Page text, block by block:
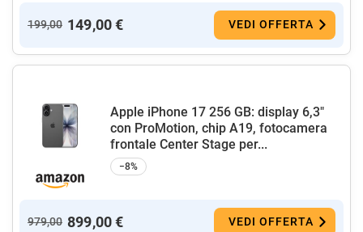
199,00 149,00 € VEDI OFFERTA
Apple iPhone 17 256 GB: display 6,3"
con ProMotion, chip A19, fotocamera
frontale Center Stage per...
−8%
979,00 899,00 € VEDI OFFERTA